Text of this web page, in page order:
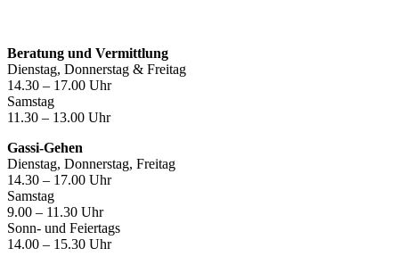
Beratung und Vermittlung
Dienstag, Donnerstag & Freitag
14.30 – 17.00 Uhr
Samstag
11.30 – 13.00 Uhr
Gassi-Gehen
Dienstag, Donnerstag, Freitag
14.30 – 17.00 Uhr
Samstag
9.00 – 11.30 Uhr
Sonn- und Feiertags
14.00 – 15.30 Uhr